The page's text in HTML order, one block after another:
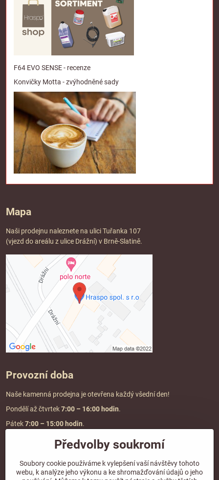
F64 EVO SENSE - recenze
Konvičky Motta - zvýhodněné sady
Mapa
Naši prodejnu naleznete na ulici Tuřanka 107
(vjezd do areálu z ulice Drážní) v Brně-Slatině.
Provozní doba
Naše kamenná prodejna je otevřena každý všední den!
Pondělí až čtvrtek7:00 – 16:00 hodin.
Pátek7:00 – 15:00 hodin.
Doprava a platba
DOPRAVA ZDARMA
Předvolby soukromí
Soubory cookie používáme k vylepšení vaší návštěvy tohoto
webu, k analýze jeho výkonu a ke shromažďování údajů o jeho